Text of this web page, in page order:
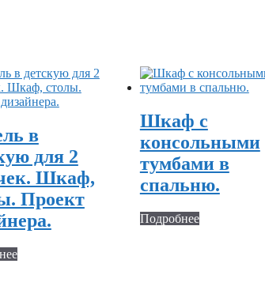
в
для 2
Шкаф,
Проект
Шкаф с
консольными
тумбами в
спальню.
Подробнее